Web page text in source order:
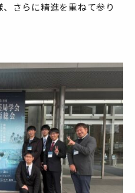
さらに精進を重ねて参り